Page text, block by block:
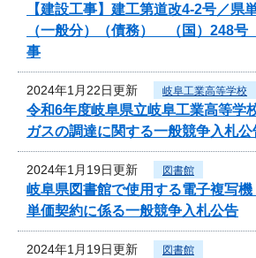
【建設工事】建工第道改4-2号／
（一般分）（債務） （国）248
事
2024年1月22日更新 岐阜工業高等学校
令和6年度岐阜県立岐阜工業高等学
ガスの調達に関する一般競争入札公
2024年1月19日更新 図書館
岐阜県図書館で使用する電子複写
単価契約に係る一般競争入札公告
2024年1月19日更新 図書館